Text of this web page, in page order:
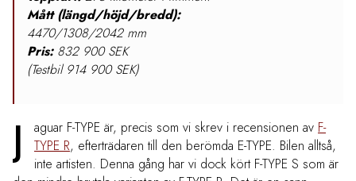
Mått (längd/höjd/bredd):
4470/1308/2042 mm
Pris:832 900 SEK
(Testbil 914 900 SEK)
J aguar F-TYPE är, precis som vi skrev i recensionen av F-
TYPE R, efterträdaren till den berömda E-TYPE. Bilen alltså,
inte artisten. Denna gång har vi dock kört F-TYPE S som är